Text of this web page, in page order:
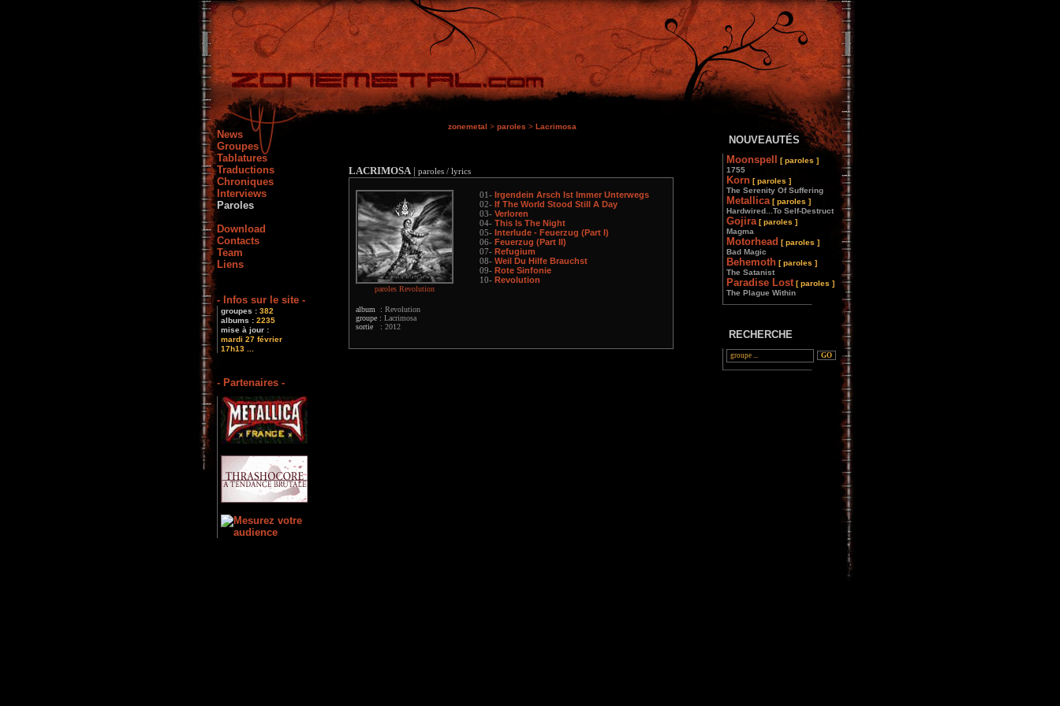
News
Groupes
Tablatures
Traductions
Chroniques
Interviews
Paroles
Download
Contacts
Team
Liens
- Infos sur le site -
groupes : 382
albums : 2235
mise à jour :
mardi 27 février
17h13 ...
- Partenaires -
zonemetal > paroles > Lacrimosa
LACRIMOSA| paroles / lyrics
paroles Revolution
album : Revolution
groupe : Lacrimosa
sortie : 2012
01- Irgendein Arsch Ist Immer Unterwegs
02- If The World Stood Still A Day
03- Verloren
04- This Is The Night
05- Interlude - Feuerzug (Part I)
06- Feuerzug (Part II)
07- Refugium
08- Weil Du Hilfe Brauchst
09- Rote Sinfonie
10- Revolution
NOUVEAUTÉS
Moonspell
[ paroles ]
1755
Korn [ paroles ]
The Serenity Of Suffering
Metallica [ paroles ]
Hardwired...To Self-Destruct
Gojira [ paroles ]
Magma
Motorhead [ paroles ]
Bad Magic
Behemoth [ paroles ]
The Satanist
Paradise Lost [ paroles ]
The Plague Within
________________
RECHERCHE
________________